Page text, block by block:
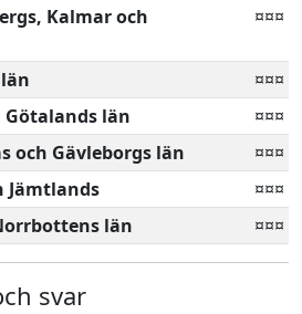
Kalmar och
¤¤¤
¤¤¤
Götalands län
¤¤¤
och Gävleborgs län
¤¤¤
Jämtlands
¤¤¤
län
¤¤¤
svar